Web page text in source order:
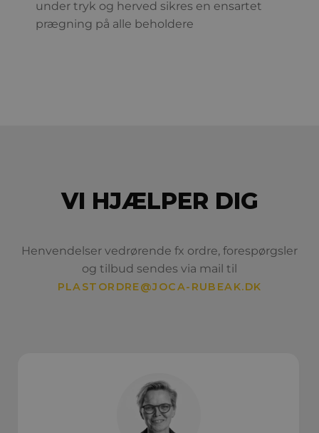
under tryk og herved sikres en ensartet
prægning på alle beholdere
VI HJÆLPER DIG
Henvendelser vedrørende fx ordre, forespørgsler
og tilbud sendes via mail til
PLASTORDRE@JOCA-RUBEAK.DK